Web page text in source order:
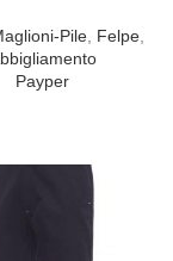
Pile, Felpe,
Payper